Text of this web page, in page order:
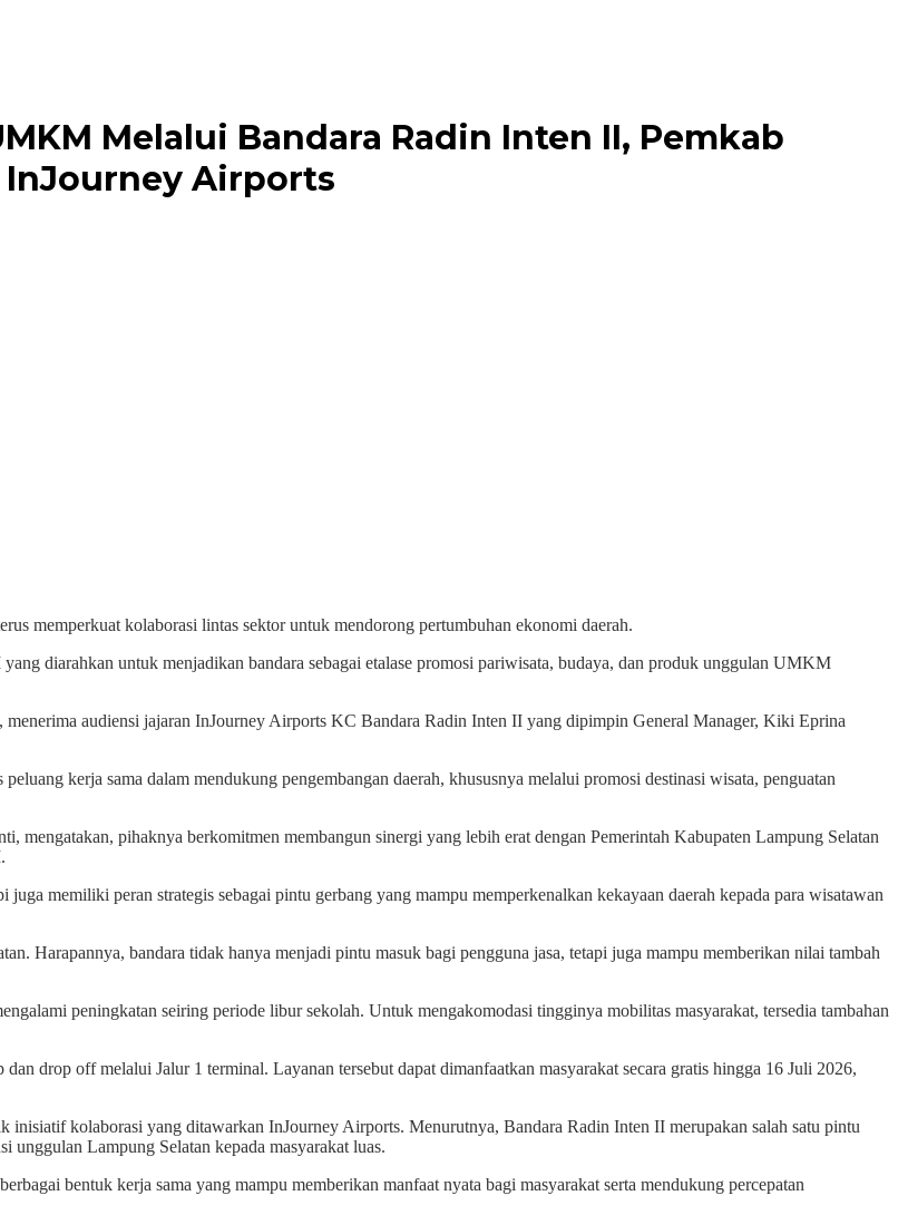
Melalui Bandara Radin Inten II, Pemkab
Airports
memperkuat kolaborasi lintas sektor untuk mendorong pertumbuhan ekonomi daerah.
diarahkan untuk menjadikan bandara sebagai etalase promosi pariwisata, budaya, dan produk unggulan UMKM
audiensi jajaran InJourney Airports KC Bandara Radin Inten II yang dipimpin General Manager, Kiki Eprina
kerja sama dalam mendukung pengembangan daerah, khususnya melalui promosi destinasi wisata, penguatan
pihaknya berkomitmen membangun sinergi yang lebih erat dengan Pemerintah Kabupaten Lampung Selatan
memiliki peran strategis sebagai pintu gerbang yang mampu memperkenalkan kekayaan daerah kepada para wisatawan
Harapannya, bandara tidak hanya menjadi pintu masuk bagi pengguna jasa, tetapi juga mampu memberikan nilai tambah
peningkatan seiring periode libur sekolah. Untuk mengakomodasi tingginya mobilitas masyarakat, tersedia tambahan
drop off melalui Jalur 1 terminal. Layanan tersebut dapat dimanfaatkan masyarakat secara gratis hingga 16 Juli 2026,
kolaborasi yang ditawarkan InJourney Airports. Menurutnya, Bandara Radin Inten II merupakan salah satu pintu
unggulan Lampung Selatan kepada masyarakat luas.
bentuk kerja sama yang mampu memberikan manfaat nyata bagi masyarakat serta mendukung percepatan